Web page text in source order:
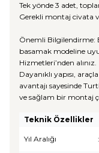
Tek yönde 3 adet,
Gerekli montaj civata
Önemli Bilgilendirme:
basamak modeline
Hizmetleri’nden alınız.
Dayanıklı yapısı,
avantajı sayesinde
ve sağlam bir montaj
Teknik Özellikler
Yıl Aralığı :